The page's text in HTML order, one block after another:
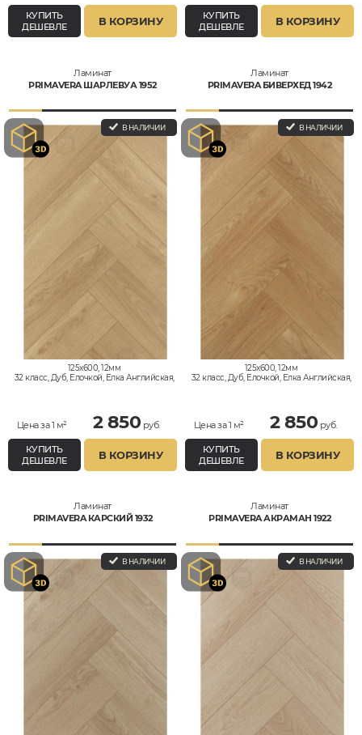
КУПИТЬ
ДЕШЕВЛЕ
В КОРЗИНУ
КУПИТЬ
ДЕШЕВЛЕ
В КОРЗИНУ
Ламинат
PRIMAVERA ШАРЛЕВУА 1952
В НАЛИЧИИ
125x600, 12мм
32 класс, Дуб, Елочкой, Елка Английская,
Цена за 1 м² 2 850 руб.
КУПИТЬ
ДЕШЕВЛЕ
В КОРЗИНУ
Ламинат
PRIMAVERA БИВЕРХЕД 1942
В НАЛИЧИИ
125x600, 12мм
32 класс, Дуб, Елочкой, Елка Английская,
Цена за 1 м² 2 850 руб.
КУПИТЬ
ДЕШЕВЛЕ
В КОРЗИНУ
Ламинат
PRIMAVERA КАРСКИЙ 1932
В НАЛИЧИИ
Ламинат
PRIMAVERA АКРАМАН 1922
В НАЛИЧИИ